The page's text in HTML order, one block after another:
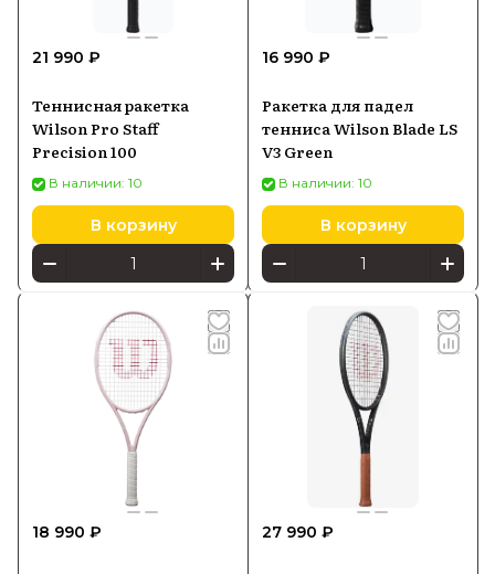
21 990 ₽
Теннисная ракетка
Wilson Pro Staff
Precision 100
В наличии: 10
В корзину
16 990 ₽
Ракетка для падел
тенниса Wilson Blade LS
V3 Green
В наличии: 10
В корзину
18 990 ₽ 27 990 ₽